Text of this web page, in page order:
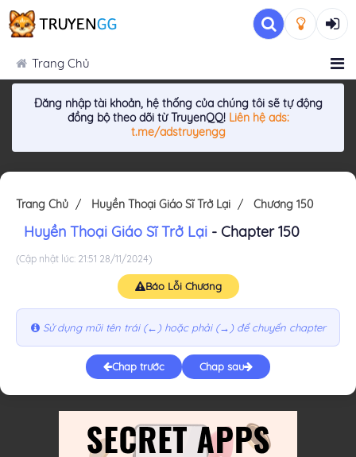
Trang Chủ
Đăng nhập tài khoản, hệ thống của chúng tôi sẽ tự động
đồng bộ theo dõi từ TruyenQQ! Liên hệ ads:
t.me/adstruyengg
Trang Chủ Huyền Thoại Giáo Sĩ Trở Lại Chương 150
Huyền Thoại Giáo Sĩ Trở Lại - Chapter 150
(Cập nhật lúc: 21:51 28/11/2024)
Báo Lỗi Chương
Sử dụng mũi tên trái (←) hoặc phải (→) để chuyển chapter
Chap trước Chap sau